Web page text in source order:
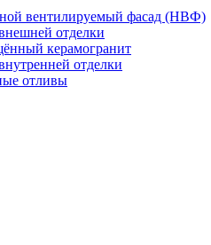
вентилируемый фасад (НВФ)
отделки
керамогранит
отделки
отливы